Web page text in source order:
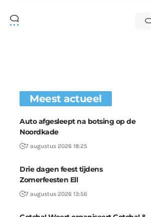
Meest actueel
Auto afgesleept na botsing op de
Noordkade
7 augustus 2026 18:25
Drie dagen feest tijdens
Zomerfeesten Ell
7 augustus 2026 13:56